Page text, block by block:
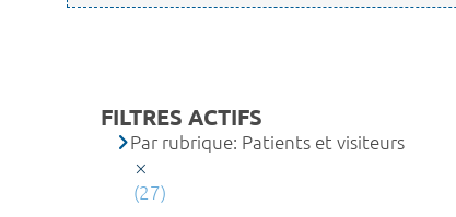
FILTRES ACTIFS
Par rubrique: Patients et visiteurs
(27)